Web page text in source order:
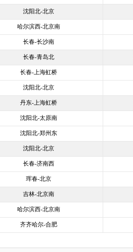
沈阳北-北京
哈尔滨西-北京南
长春-长沙南
长春-青岛北
长春-上海虹桥
沈阳北-北京
丹东-上海虹桥
沈阳北-太原南
沈阳北-郑州东
沈阳北-北京
长春-济南西
珲春-北京
吉林-北京南
哈尔滨西-北京南
齐齐哈尔-合肥